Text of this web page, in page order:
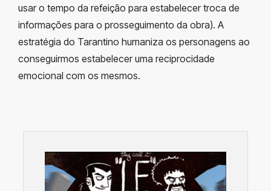
usar o tempo da refeição para estabelecer troca de
informações para o prosseguimento da obra). A
estratégia do Tarantino humaniza os personagens ao
conseguirmos estabelecer uma reciprocidade
emocional com os mesmos.